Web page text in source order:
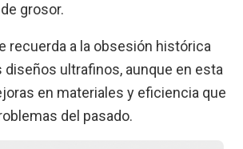
grosor.
recuerda a la obsesión histórica
diseños ultrafinos, aunque en esta
en materiales y eficiencia que
del pasado.